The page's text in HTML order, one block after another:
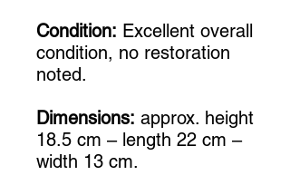
Condition: Excellent overall
condition, no restoration
noted.
Dimensions: approx. height
18.5 cm – length 22 cm –
width 13 cm.